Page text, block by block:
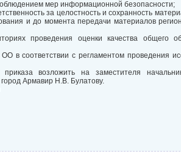
мер информационной безопасности;
за целостность и сохранность
и до момента передачи материалов
проведения оценки качества общего
в соответствии с регламентом проведения
возложить на заместителя
Армавир Н.В. Булатову.